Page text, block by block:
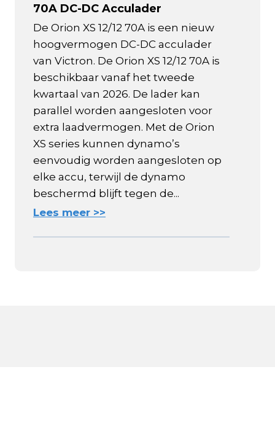
70A DC-DC Acculader
De Orion XS 12/12 70A is een nieuw
hoogvermogen DC-DC acculader
van Victron. De Orion XS 12/12 70A is
beschikbaar vanaf het tweede
kwartaal van 2026. De lader kan
parallel worden aangesloten voor
extra laadvermogen. Met de Orion
XS series kunnen dynamo’s
eenvoudig worden aangesloten op
elke accu, terwijl de dynamo
beschermd blijft tegen de...
Lees meer >>